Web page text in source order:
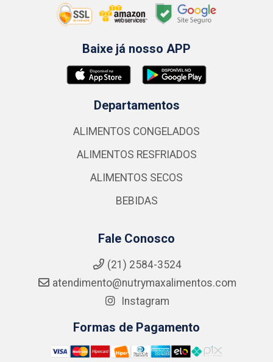
Baixe já nosso APP
Departamentos
ALIMENTOS CONGELADOS
ALIMENTOS RESFRIADOS
ALIMENTOS SECOS
BEBIDAS
Fale Conosco
(21) 2584-3524
atendimento@nutrymaxalimentos.com
Instagram
Formas de Pagamento